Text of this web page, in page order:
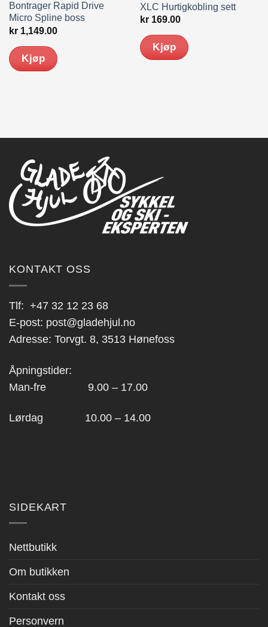
Bontrager Rapid Drive
Micro Spline boss
kr1,149.00
Kjøp
XLC Hurtigkobling sett
kr169.00
Kjøp
KONTAKT OSS
Tlf: +47 32 12 23 68
E-post: post@gladehjul.no
Adresse: Torvgt. 8, 3513 Hønefoss
Åpningstider:
Man-fre 9.00 – 17.00
Lørdag 10.00 – 14.00
SIDEKART
Nettbutikk
Om butikken
Kontakt oss
Personvern